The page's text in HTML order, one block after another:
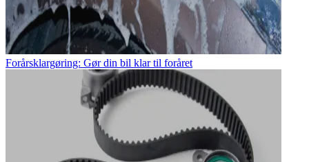
Forårsklargøring: Gør din bil klar til foråret